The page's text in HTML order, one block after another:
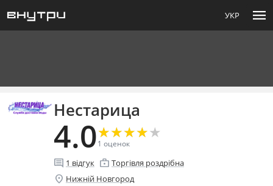
УКР menu
Нестарица
4.0★
★★
★★
★★
★★
★
1 оценок
comment 1 відгук enterprise Торгівля роздрібна
location_on Нижній Новгород